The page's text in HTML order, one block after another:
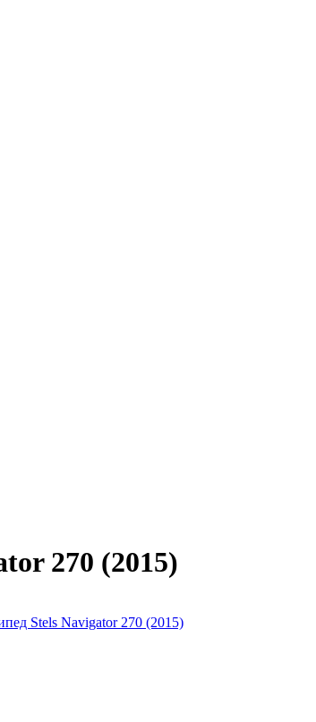
270 (2015)